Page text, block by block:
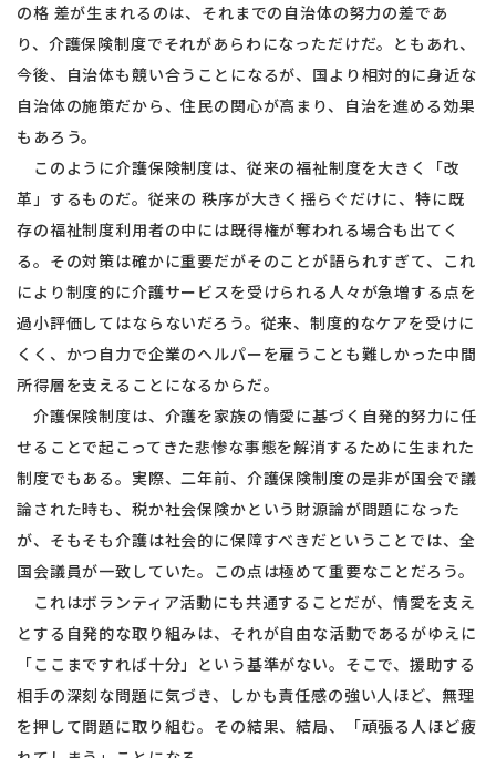
の格 差が生まれるのは、それまでの自治体の努力の差であ
り、介護保険制度でそれがあらわになっただけだ。ともあれ、
今後、自治体も競い合うことになるが、国より相対的に身近な
自治体の施策だから、住民の関心が高まり、自治を進める効果
もあろう。
このように介護保険制度は、従来の福祉制度を大きく「改
革」するものだ。従来の 秩序が大きく揺らぐだけに、特に既
存の福祉制度利用者の中には既得権が奪われる場合も出てく
る。その対策は確かに重要だがそのことが語られすぎて、これ
により制度的に介護サービスを受けられる人々が急増する点を
過小評価してはならないだろう。従来、制度的なケアを受けに
くく、かつ自力で企業のヘルパーを雇うことも難しかった中間
所得層を支えることになるからだ。
介護保険制度は、介護を家族の情愛に基づく自発的努力に任
せることで起こってきた悲惨な事態を解消するために生まれた
制度でもある。実際、二年前、介護保険制度の是非が国会で議
論された時も、税か社会保険かという財源論が問題になった
が、そもそも介護は社会的に保障すべきだということでは、全
国会議員が一致していた。この点は極めて重要なことだろう。
これはボランティア活動にも共通することだが、情愛を支え
とする自発的な取り組みは、それが自由な活動であるがゆえに
「ここまですれば十分」という基準がない。そこで、援助する
相手の深刻な問題に気づき、しかも責任感の強い人ほど、無理
を押して問題に取り組む。その結果、結局、「頑張る人ほど疲